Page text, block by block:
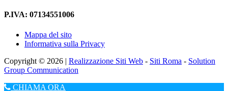
P.IVA: 07134551006
Mappa del sito
Informativa sulla Privacy
Copyright © 2026 | Realizzazione Siti Web - Siti Roma - Solution
Group Communication
CHIAMA ORA